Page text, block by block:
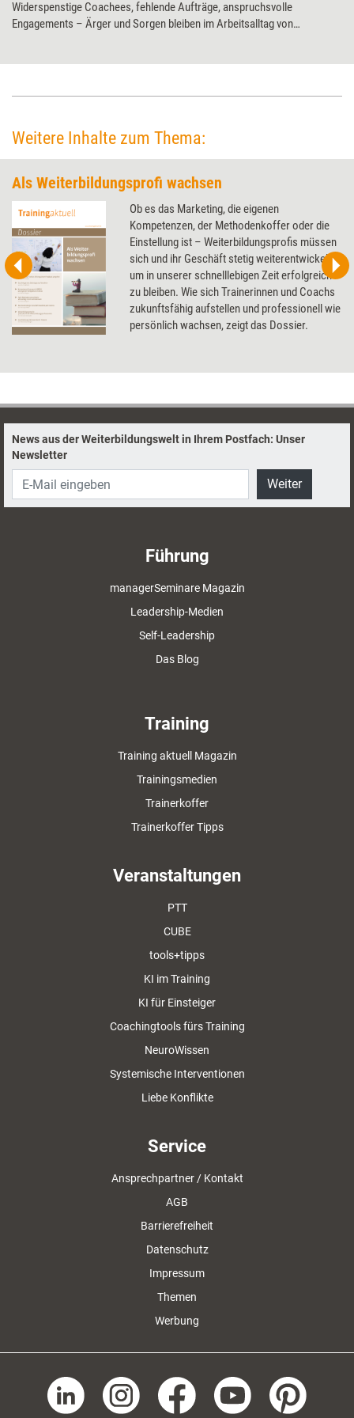
Widerspenstige Coachees, fehlende Aufträge, anspruchsvolle
Engagements – Ärger und Sorgen bleiben im Arbeitsalltag von
Weitere Inhalte zum Thema:
Als Weiterbildungsprofi wachsen
Ob es das Marketing, die eigenen
Kompetenzen, der Methodenkoffer oder die
Einstellung ist – Weiterbildungsprofis müssen
sich und ihr Geschäft stetig weiterentwickeln,
um in unserer schnelllebigen Zeit erfolgreich
zu bleiben. Wie sich Trainerinnen und Coachs
zukunftsfähig aufstellen und professionell wie
persönlich wachsen, zeigt das Dossier.
News aus der Weiterbildungswelt in Ihrem Postfach: Unser
Newsletter
Weiter
Führung
managerSeminare Magazin
Leadership-Medien
Self-Leadership
Das Blog
Training
Training aktuell Magazin
Trainingsmedien
Trainerkoffer
Trainerkoffer Tipps
Veranstaltungen
PTT
CUBE
tools+tipps
KI im Training
KI für Einsteiger
Coachingtools fürs Training
NeuroWissen
Systemische Interventionen
Liebe Konflikte
Service
Ansprechpartner / Kontakt
AGB
Barrierefreiheit
Datenschutz
Impressum
Themen
Werbung